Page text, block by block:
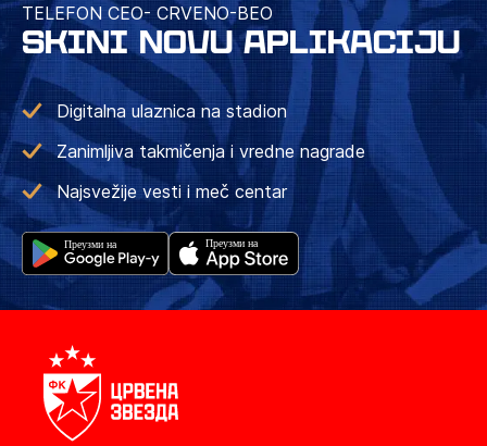
TELEFON CEO- CRVENO-BEO
SKINI NOVU APLIKACIJU
Digitalna ulaznica na stadion
Zanimljiva takmičenja i vredne nagrade
Najsvežije vesti i meč centar